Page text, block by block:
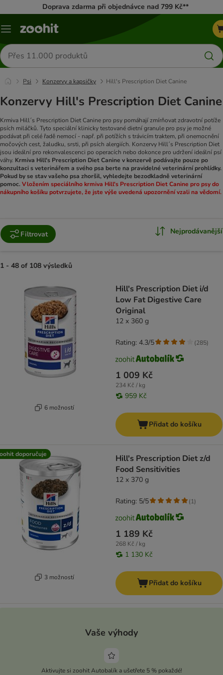
Doprava zdarma při objednávce nad 799 Kč**
Menu
Hledat
produkty
Psi Konzervy a kapsičky Hill's Prescription Diet Canine
Konzervy Hill's Prescription Diet Canine
Krmiva Hill´s Prescription Diet Canine pro psy pomáhají zmírňovat zdravotní potíže
psích miláčků. Tyto speciální klinicky testované dietní granule pro psy je možné
podávat při celé řadě nemocí - např. při potížích s trávicím traktem, při onemocnění
močových cest, žaludku, srsti, při psích alergiích. Konzervy Hill´s Prescription Diet
jsou ideální pro rekonvalescenci po operacích nebo dokonce pro udržení ideální psí
váhy. Krmiva Hill's Prescription Diet Canine v konzervě podávajte pouze po
konzultaci s veterinářem a svého psa berte na pravidelné veterinární prohlídky.
Pokud by se stav vašeho psa zhoršil, vyhledejte bezodkladně veterinární
pomoc.Vložením speciálního krmiva Hill's Prescription Diet Canine pro psy do
nákupního košíku potvrzujete, že jste výše uvedená upozornění vzali na vědomí.
Filtrovat Nejprodávanější
1 - 48 of 108 výsledků
6 možností
Hill's Prescription Diet i/d
Low Fat Digestive Care
Original
12 x 360 g
1 009 Kč
234 Kč / kg
959 Kč
Rating: 4.3/5 (285)
Přidat do košíku
doporučuje
3 možností
Hill's Prescription Diet z/d
Food Sensitivities
12 x 370 g
1 189 Kč
268 Kč / kg
1 130 Kč
Rating: 5/5 (1)
Přidat do košíku
Vaše výhody
Aktivujte si zoohit Autobalík a ušetřete 5 % pokaždé!